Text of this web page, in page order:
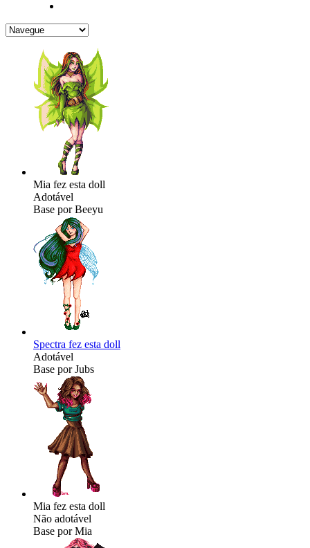
Mia fez esta doll
Adotável
Base por Beeyu
Spectra fez esta doll
Adotável
Base por Jubs
Mia fez esta doll
Não adotável
Base por Mia